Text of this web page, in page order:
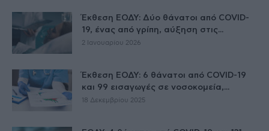
Έκθεση ΕΟΔΥ: Δύο θάνατοι από COVID-
19, ένας από γρίπη, αύξηση στις...
2 Ιανουαρίου 2026
Έκθεση ΕΟΔΥ: 6 θάνατοι από COVID-19
και 99 εισαγωγές σε νοσοκομεία,...
18 Δεκεμβρίου 2025